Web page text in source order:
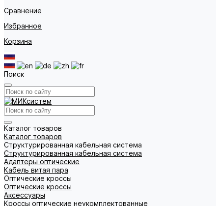
Сравнение
Избранное
Корзина
Поиск
Каталог товаров
Каталог товаров
Структурированная кабельная система
Структурированная кабельная система
Адаптеры оптические
Кабель витая пара
Оптические кроссы
Оптические кроссы
Аксессуары
Кроссы оптические неукомплектованные